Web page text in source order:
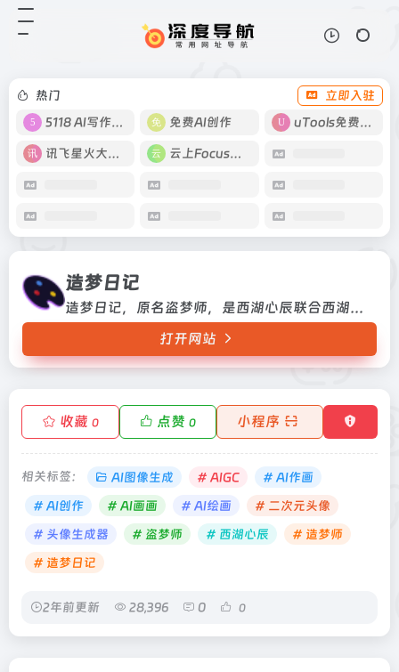
热门
立即入驻
5118 AI写作工具
免费AI创作 uTools免费工具箱
讯飞星火大模型 云上Focus接码
造梦日记
造梦日记，原名盗梦师，是西湖心辰联合西湖大学研发的一款AI绘画工具，覆盖多模态模型训练和图像生成，包括二次元头像生成、图片设计等，可应用于绘画、动漫游戏、运营策划和电商等领域，人人都可实现自己的创作梦。
打开网站
收藏 0 点赞0 小程序
相关标签： AI图像生成 # AIGC
# AI作画
# AI创作
# AI画画 # AI绘画
# 二次元头像
# 头像生成器
# 盗梦师 # 西湖心辰
# 造梦师
# 造梦日记
2年前更新 28,396 0 0
联合西湖大学研发的一款AI绘画工
具，覆盖多模态模型训练和图像生
等，可应用于绘画、动漫游戏、运营
策...